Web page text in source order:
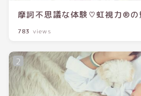
摩訶不思議な体験♡虹視力®の
783 views